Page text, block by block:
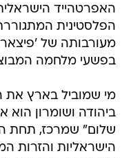
האפרטהייד
הפלסטינית
מעורבותה של
בפשעי מלחמה
מי שמוביל בארץ את
ביהודה ושומרון הוא
שלום" שמרכז, תחת
הישראליות והזרות